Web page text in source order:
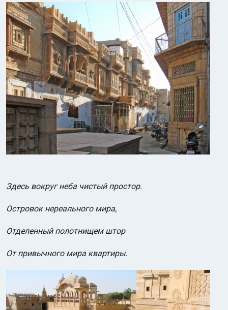
Здесь вокруг неба чистый простор.
Островок нереального мира,
Отделенный полотнищем штор
От привычного мира квартиры.